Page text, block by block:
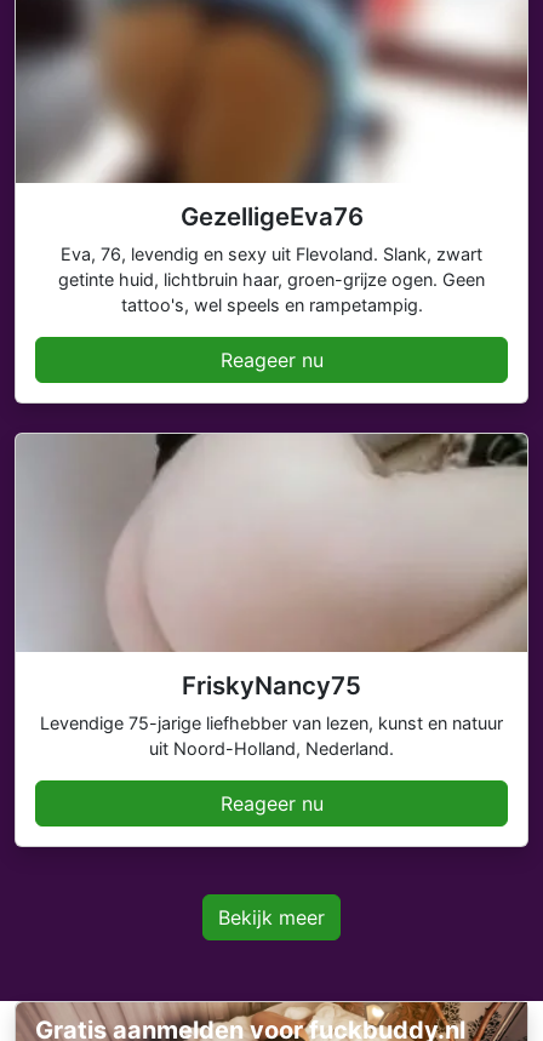
GezelligeEva76
Eva, 76, levendig en sexy uit Flevoland. Slank, zwart
getinte huid, lichtbruin haar, groen-grijze ogen. Geen
tattoo's, wel speels en rampetampig.
Reageer nu
FriskyNancy75
Levendige 75-jarige liefhebber van lezen, kunst en natuur
uit Noord-Holland, Nederland.
Reageer nu
Bekijk meer
Gratis aanmelden voor fuckbuddy.nl